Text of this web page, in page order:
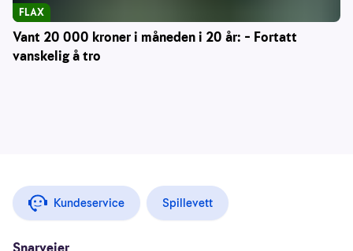
Vant 20 000 kroner i måneden i 20 år: – Fortatt
vanskelig å tro
FLAX
Kundeservice Spillevett